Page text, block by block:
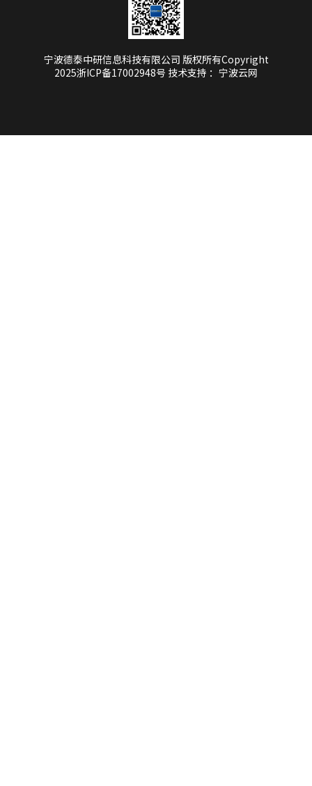
宁波德泰中研信息科技有限公司 版权所有Copyright
2025浙ICP备17002948号 技术支持 ：宁波云网